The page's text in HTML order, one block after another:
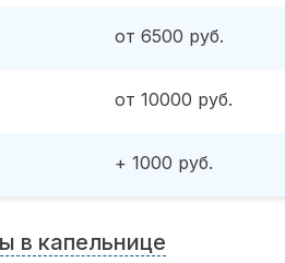
от 6500 руб.
от 10000 руб.
+ 1000 руб.
в капельнице